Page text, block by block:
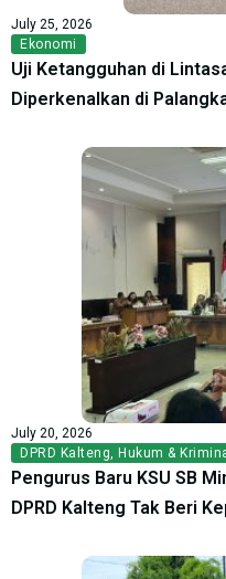
July 25, 2026
Ekonomi
Uji Ketangguhan di
Diperkenalkan di
July 20, 2026
DPRD Kalteng, Hukum &
Pengurus Baru KSU SB
DPRD Kalteng Tak Beri